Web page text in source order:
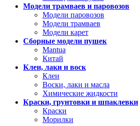
Модели трамваев и паровозов
Модели паровозов
Модели трамваев
Модели карет
Сборные модели пушек
Mantua
Китай
Клеи, лаки и воск
Клеи
Воски, лаки и масла
Химические жидкости
Краски, грунтовки и шпаклевки
Краски
Морилки